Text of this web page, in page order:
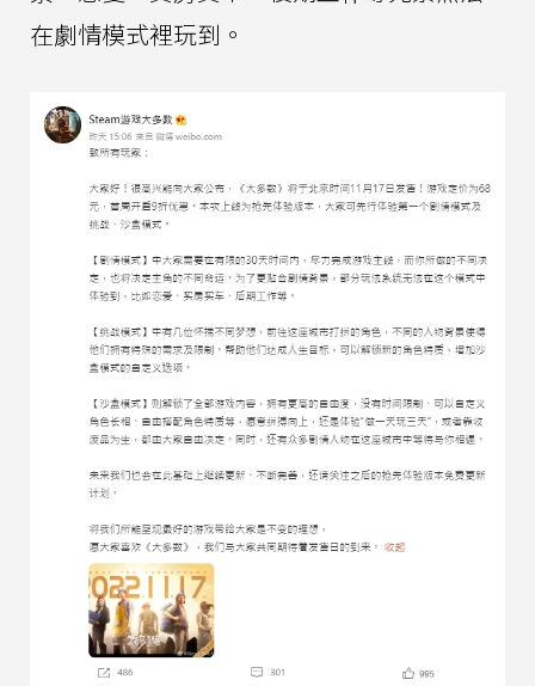
在劇情模式裡玩到。